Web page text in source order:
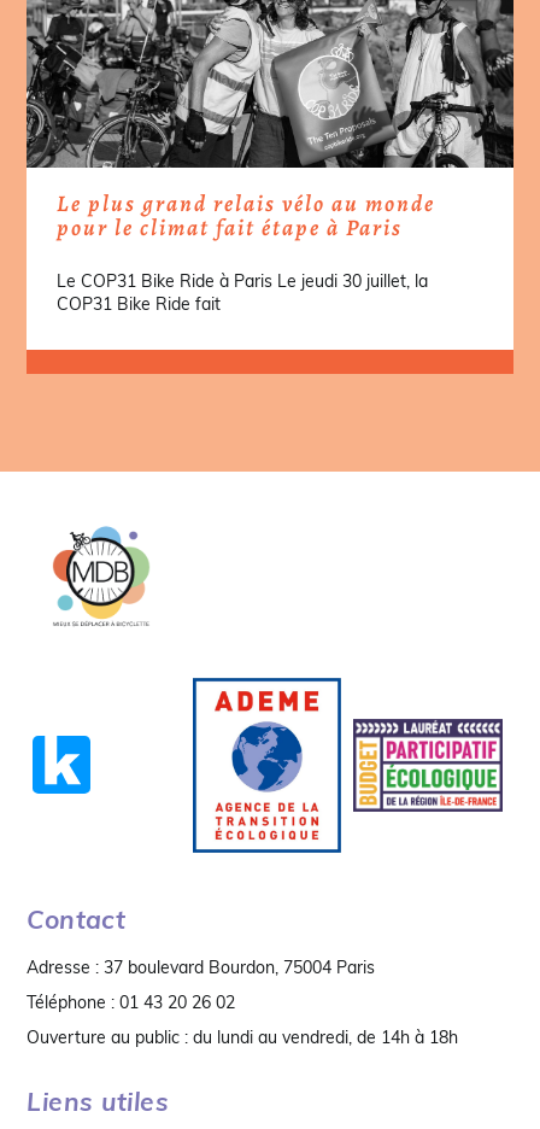
Le plus grand relais vélo au monde
pour le climat fait étape à Paris
Le COP31 Bike Ride à Paris Le jeudi 30 juillet, la
COP31 Bike Ride fait
Contact
Adresse : 37 boulevard Bourdon, 75004 Paris
Téléphone : 01 43 20 26 02
Ouverture au public : du lundi au vendredi, de 14h à 18h
Liens utiles